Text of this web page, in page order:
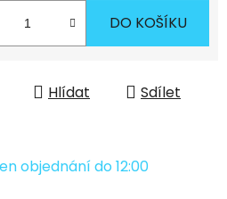
DO KOŠÍKU
Hlídat Sdílet
objednání do 12:00